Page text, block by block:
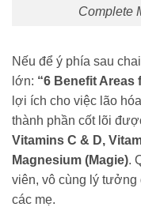
Complete
Nếu để ý phía sau
lớn: “6 Benefit Areas
lợi ích cho việc lão
thành phần cốt lõi
Vitamins C & D,
Magnesium (Magie).
viên, vô cùng lý tưởng
các mẹ.